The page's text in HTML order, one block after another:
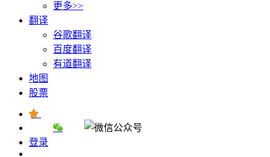
更多>>
翻译
谷歌翻译
百度翻译
有道翻译
地图
股票
登录